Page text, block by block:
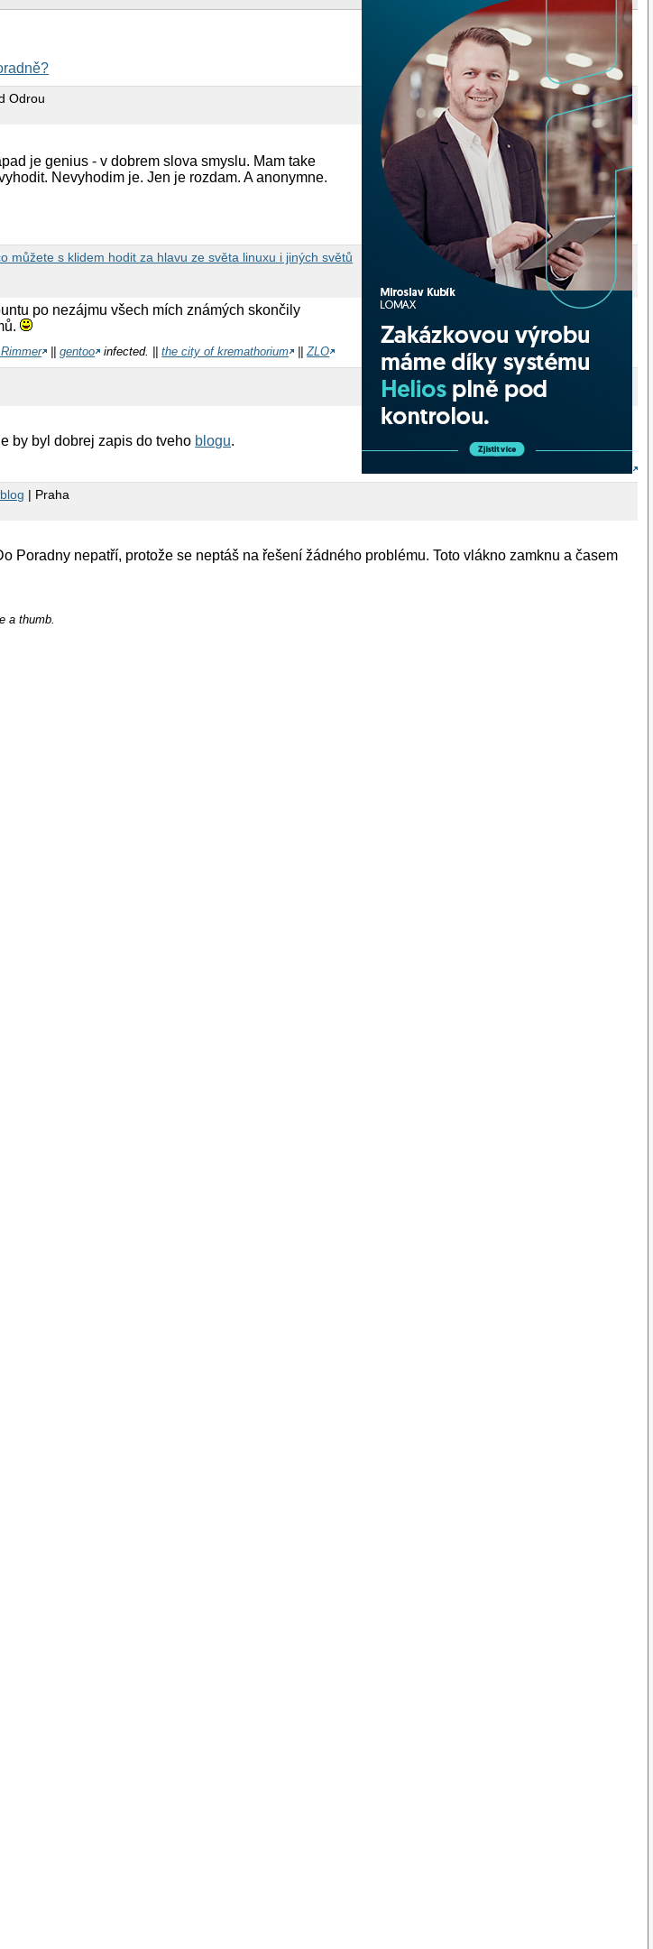
Odrou
je genius - v dobrem slova smyslu. Mam take
Nevyhodim je. Jen je rozdam. A anonymne.
můžete s klidem hodit za hlavu ze světa linuxu i jiných světů
po nezájmu všech mích známých skončily
||gentoo infected. ||the city of kremathorium ||ZLO
by byl dobrej zapis do tveho blogu.
| Praha
Poradny nepatří, protože se neptáš na řešení žádného problému. Toto vlákno zamknu a časem
a thumb.